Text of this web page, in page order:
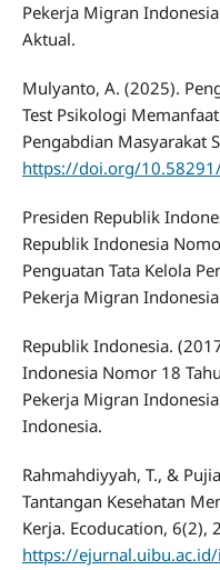
Pekerja Migran
Aktual.
Mulyanto, A. (2025).
Test Psikologi
Pengabdian Masyarakat
https://doi.org/
Presiden Republik
Republik Indonesia
Penguatan Tata Kelola
Pekerja Migran
Republik Indonesia.
Indonesia Nomor 18
Pekerja Migran
Indonesia.
Rahmahdiyyah, T., &
Tantangan Kesehatan
Kerja. Ecoducation, 6(2),
https://